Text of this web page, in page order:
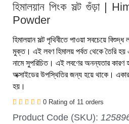
হিমালয়ান পিংক সল্ট গুঁড়া |
Powder
হিমালয়ান সল্ট পৃথিবীতে পাওয়া সবচেয়ে
মুক্ত। এই লবণ হিমালয় পর্বত থেকে তৈরি হয়
নামে সুপরিচিত। এই লবণের অনন্যতার কারণ
অক্সাইডের উপস্থিতির জন্য হয়ে থাকে।
হয়।
0 Rating of 11 orders
Product Code (SKU):